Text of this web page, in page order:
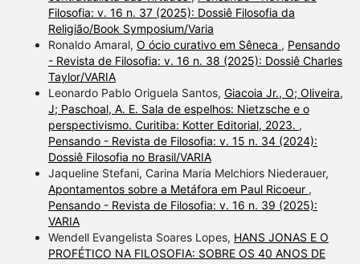
Filosofia: v. 16 n. 37 (2025): Dossiê Filosofia da
Religião/Book Symposium/Varia
Ronaldo Amaral, O ócio curativo em Sêneca , Pensando
- Revista de Filosofia: v. 16 n. 38 (2025): Dossiê Charles
Taylor/VARIA
Leonardo Pablo Origuela Santos, Giacoia Jr., O; Oliveira,
J; Paschoal, A. E. Sala de espelhos: Nietzsche e o
perspectivismo. Curitiba: Kotter Editorial, 2023. ,
Pensando - Revista de Filosofia: v. 15 n. 34 (2024):
Dossiê Filosofia no Brasil/VARIA
Jaqueline Stefani, Carina Maria Melchiors Niederauer,
Apontamentos sobre a Metáfora em Paul Ricoeur ,
Pensando - Revista de Filosofia: v. 16 n. 39 (2025):
VARIA
Wendell Evangelista Soares Lopes, HANS JONAS E O
PROFÉTICO NA FILOSOFIA: SOBRE OS 40 ANOS DE